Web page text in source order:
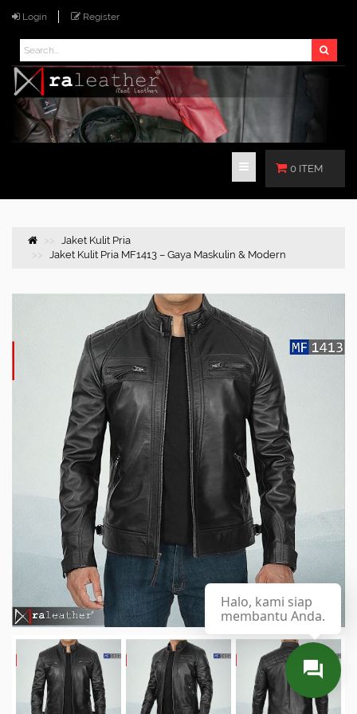
Login Register
0 ITEM
Jaket Kulit Pria
Jaket Kulit Pria MF1413 – Gaya Maskulin & Modern
Halo, kami siap
membantu Anda.